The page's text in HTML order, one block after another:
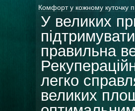
Комфорт у кожному куточку
У великих
правильна
легко
великих